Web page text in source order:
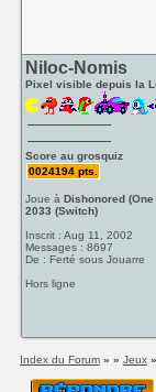
Niloc-Nomis
Pixel visible depuis la
Score au grosquiz
0024194 pts.
Joue àDishonored (One
2033 (Switch)
Inscrit : Aug 11, 2002
Messages : 8697
De : Ferté sous Jouarre
Hors ligne
Index du Forum» » Jeux»